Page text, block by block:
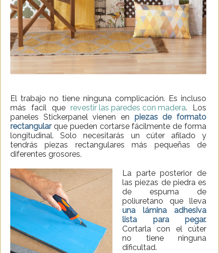
El trabajo no tiene ninguna complicación. Es incluso
más facil querevestir las paredes con madera. Los
paneles Stickerpanel vienen en piezas de formato
rectangularque pueden cortarse fácilmente de forma
longitudinal. Solo necesitarás un cúter afilado y
tendrás piezas rectangulares más pequeñas de
diferentes grosores.
La parte posterior de
las piezas de piedra es
de espuma de
poliuretano que lleva
una lámina adhesiva
lista para pegar.
Cortarla con el cúter
no tiene ninguna
dificultad.